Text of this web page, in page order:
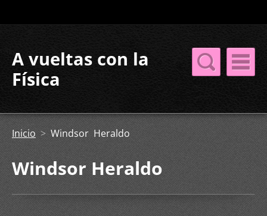
A vueltas con la
Física
Inicio > Windsor Heraldo
Windsor Heraldo